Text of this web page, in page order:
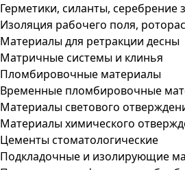
Герметики, силанты, серебрение
Изоляция рабочего поля,
Материалы для ретракции десны
Матричные системы и клинья
Пломбировочные материалы
Временные пломбировочные
Материалы светового
Материалы химического
Цементы стоматологические
Подкладочные и изолирующие